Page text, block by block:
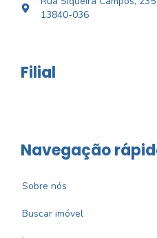
13840-036
Filial
Navegação
Sobre nós
Buscar imóvel